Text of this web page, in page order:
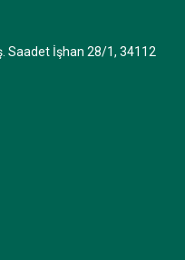
Saadet İşhan 28/1, 34112